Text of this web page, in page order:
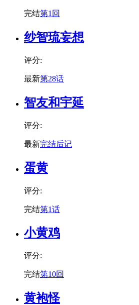
完结第1回
纱智琉妄想
评分:
最新第28话
智友和宇延
评分:
最新完结后记
蛋黄
评分:
完结第1话
小黄鸡
评分:
完结第10回
黄袍怪